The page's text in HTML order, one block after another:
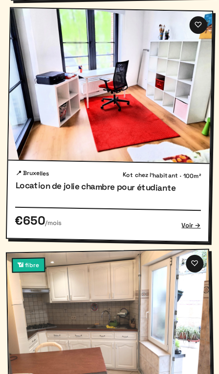
♡
📍 Bruxelles Kot chez l'habitant · 100m²
Location de jolie chambre pour étudiante
€650/mois Voir →
📶 fibre ♡